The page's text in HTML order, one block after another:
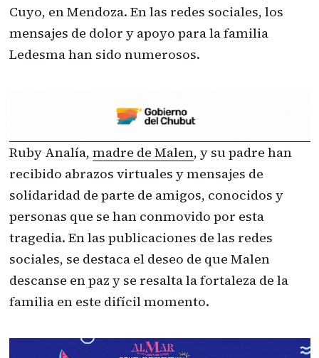
Cuyo, en Mendoza. En las redes sociales, los
mensajes de dolor y apoyo para la familia
Ledesma han sido numerosos.
Ruby Analía, madre de Malen, y su padre han
recibido abrazos virtuales y mensajes de
solidaridad de parte de amigos, conocidos y
personas que se han conmovido por esta
tragedia. En las publicaciones de las redes
sociales, se destaca el deseo de que Malen
descanse en paz y se resalta la fortaleza de la
familia en este difícil momento.